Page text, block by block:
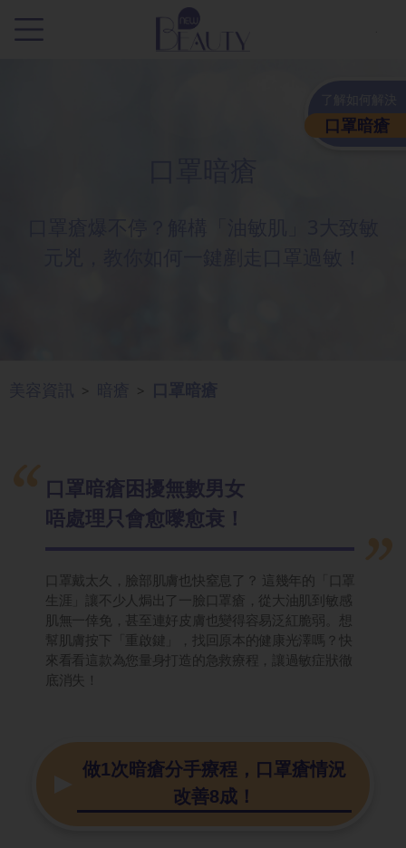
口罩暗瘡
> >
口罩暗瘡困擾無數男女
唔處理只會愈嚟愈衰！
口罩戴太久，臉部肌膚也快窒息了？ 這幾年的「口罩
生涯」讓不少人焗出了一臉口罩瘡，從大油肌到敏感
肌無一倖免，甚至連好皮膚也變得容易泛紅脆弱。想
幫肌膚按下「重啟鍵」，找回原本的健康光澤嗎？快
來看看這款為您量身打造的急救療程，讓過敏症狀徹
底消失！
做1次暗瘡分手療程，口罩瘡情況
改善8成！